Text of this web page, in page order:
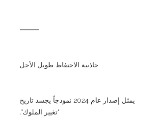
⸻
جاذبية الاحتفاظ طويل الأجل
يمثل إصدار عام 2024 نموذجاً يجسد تاريخ
"تغيير الملوك".